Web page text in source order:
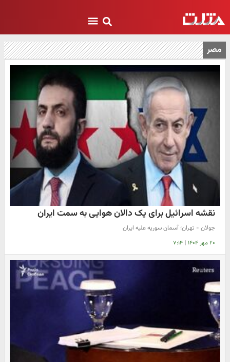
مصر
نقشه اسرائیل برای یک دالان هوایی به سمت ایران
جولان - تهران؛ آسمان سوریه علیه ایران
۲۰ مهر ۱۴۰۴ | ۷:۱۴